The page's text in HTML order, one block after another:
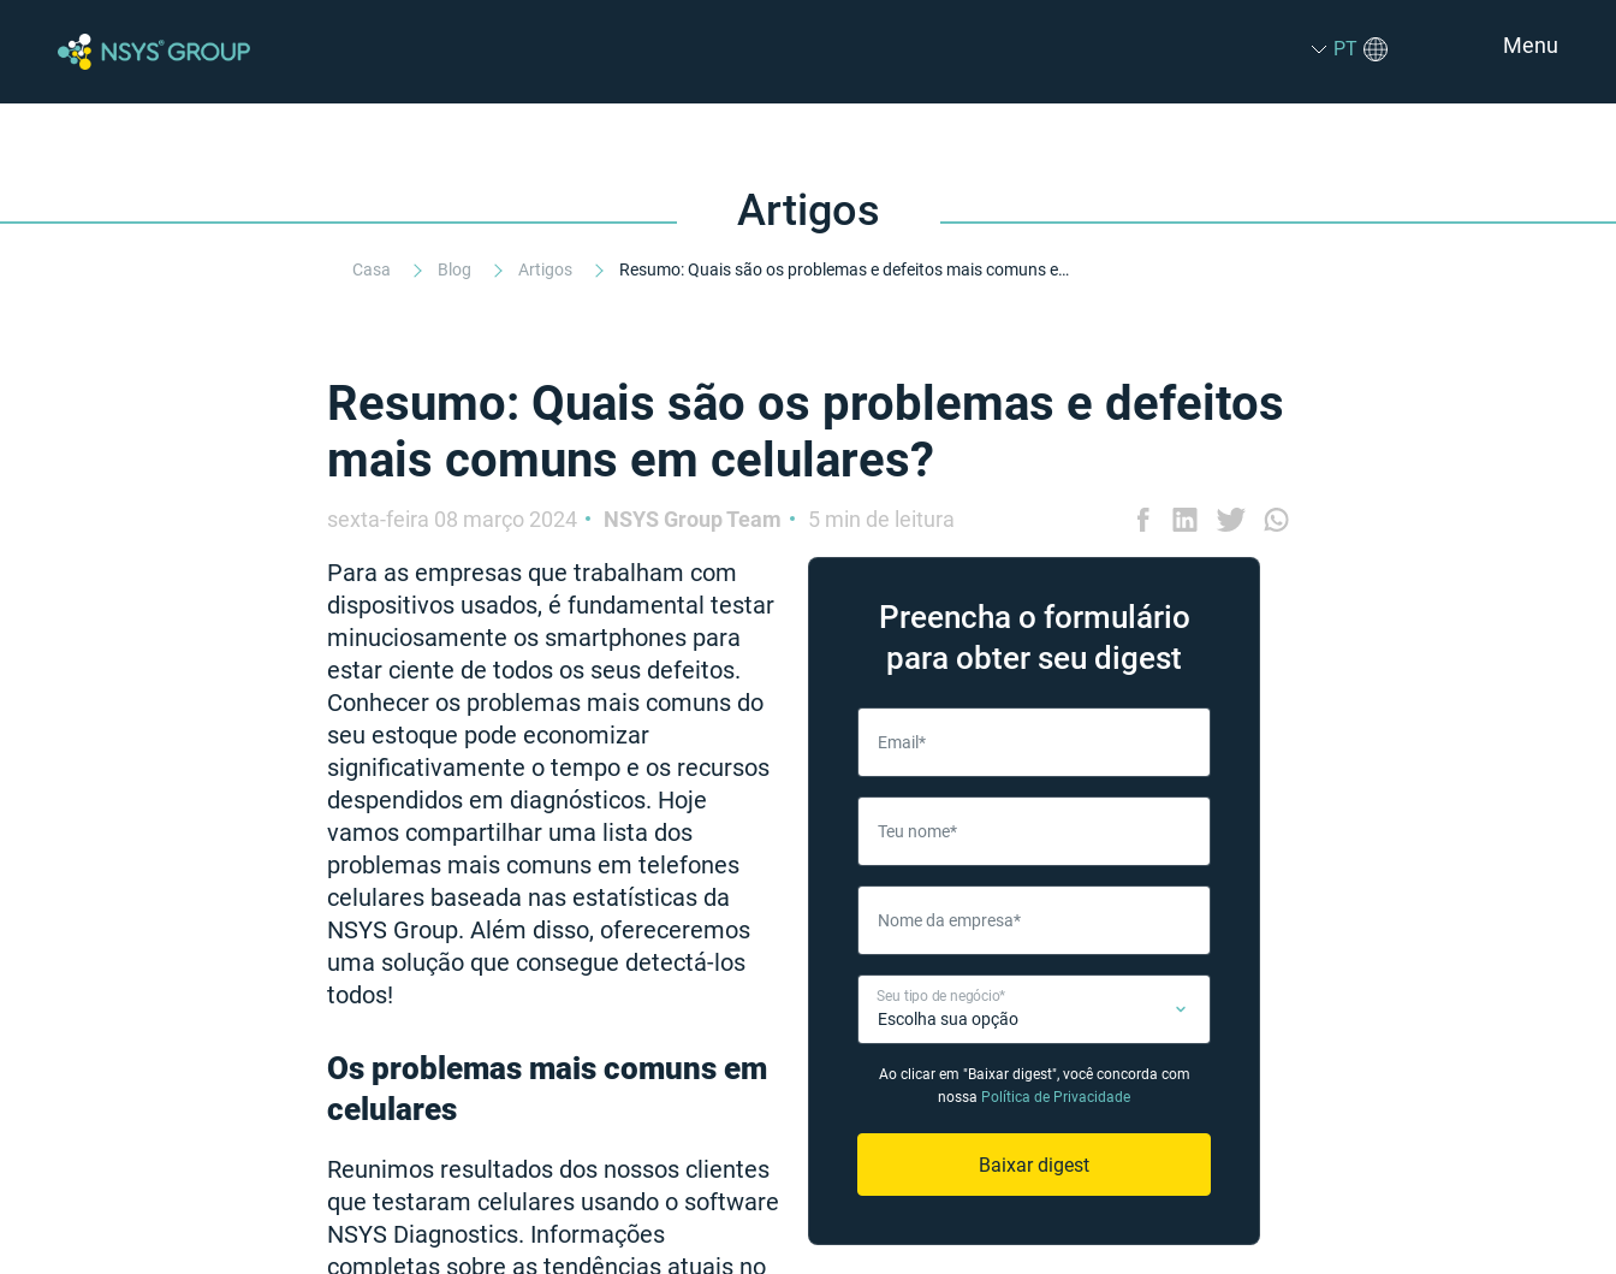
PT Menu
Artigos
Casa Blog Artigos Resumo: Quais são os problemas e defeitos mais comuns em celulares?
Resumo: Quais são os problemas e defeitos
mais comuns em celulares?
sexta-feira 08 março 2024 NSYS Group Team 5 min de leitura
Para as empresas que trabalham com
dispositivos usados, é fundamental testar
minuciosamente os smartphones para
estar ciente de todos os seus defeitos.
Conhecer os problemas mais comuns do
seu estoque pode economizar
significativamente o tempo e os recursos
despendidos em diagnósticos. Hoje
vamos compartilhar uma lista dos
problemas mais comuns em telefones
celulares baseada nas estatísticas da
NSYS Group. Além disso, ofereceremos
uma solução que consegue detectá-los
todos!
Os problemas mais comuns em
celulares
Reunimos resultados dos nossos clientes
que testaram celulares usando o software
NSYS Diagnostics. Informações
completas sobre as tendências atuais no
Preencha o formulário
para obter seu digest
Email*
Teu nome*
Nome da empresa*
Seu tipo de negócio*
Ao clicar em "Baixar digest", você concorda com
nossa Política de Privacidade
Baixar digest